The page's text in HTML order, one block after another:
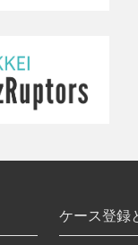
ケース登録